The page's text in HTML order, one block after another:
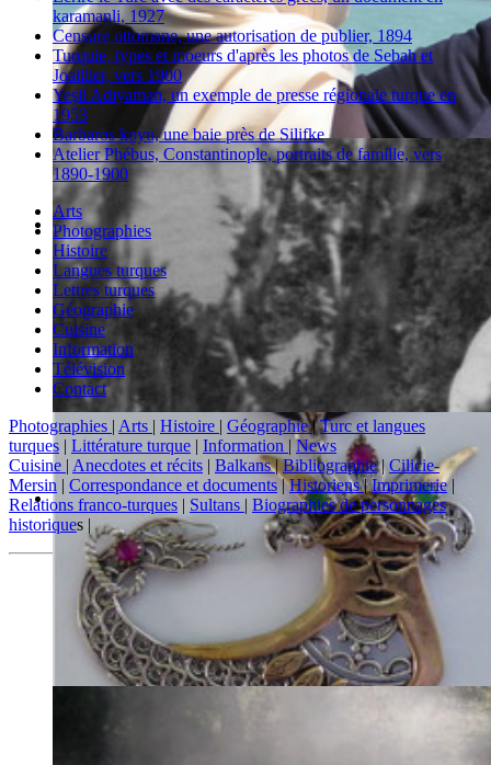
karamanli, 1927
Censure ottomane, une autorisation de publier, 1894
Turquie, types et moeurs d'après les photos de Sebah et
Joaillier, vers 1900
Yeşil Adıyaman, un exemple de presse régionale turque en
1953
Barbaros koyu, une baie près de Silifke
Atelier Phébus, Constantinople, portraits de famille, vers
1890-1900
Arts
Photographies
Histoire
Langues turques
Lettres turques
Géographie
Cuisine
Information
Télévision
Contact
Photographies | Arts | Histoire | Géographie|Turc et langues
turques | Littérature turque | Information |News
Cuisine | Anecdotes et récits | Balkans|Bibliographie| Cilicie-
Mersin | Correspondance et documents|Historiens|Imprimerie|
Relations franco-turques | Sultans | Biographies de personnages
historiques |